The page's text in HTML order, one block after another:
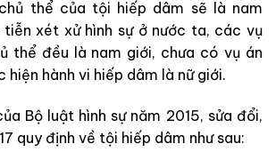
thể của tội hiếp dâm sẽ là nam
tiễn xét xử hình sự ở nước ta, các vụ
thể đều là nam giới, chưa có vụ án
hiện hành vi hiếp dâm là nữ giới.
Bộ luật hình sự năm 2015, sửa đổi,
quy định về tội hiếp dâm như sau: